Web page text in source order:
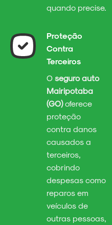
quando precise.
Proteção
Contra
Terceiros
O seguro auto
Mairipotaba
(GO)oferece
proteção
contra danos
causados a
terceiros,
cobrindo
despesas como
reparos em
veículos de
outras pessoas,